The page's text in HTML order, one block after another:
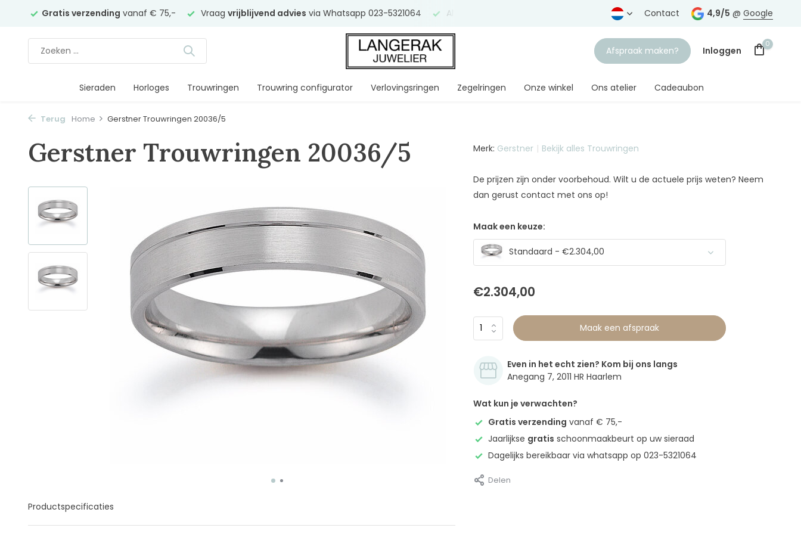
Gratis verzending vanaf € 75,- Vraag vrijblijvend advies via Whatsapp 023-5321064 Al Gratis verzending vanaf € 75,-
Contact 4,9/5 @ Google
Afspraak maken? Inloggen
0
Sieraden Horloges Trouwringen Trouwring configurator Verlovingsringen Zegelringen Onze winkel Ons atelier Cadeaubon
Terug Home Gerstner Trouwringen 20036/5
Gerstner Trouwringen 20036/5
Productspecificaties
Merk: Gerstner Bekijk alles Trouwringen
De prijzen zijn onder voorbehoud. Wilt u de actuele prijs weten? Neem
dan gerust contact met ons op!
Maak een keuze:
Standaard - €2.304,00
€2.304,00
Maak een afspraak
Even in het echt zien? Kom bij ons langs
Anegang 7, 2011 HR Haarlem
Wat kun je verwachten?
Gratis verzending vanaf € 75,-
Jaarlijkse gratis schoonmaakbeurt op uw sieraad
Dagelijks bereikbaar via whatsapp op 023-5321064
Delen